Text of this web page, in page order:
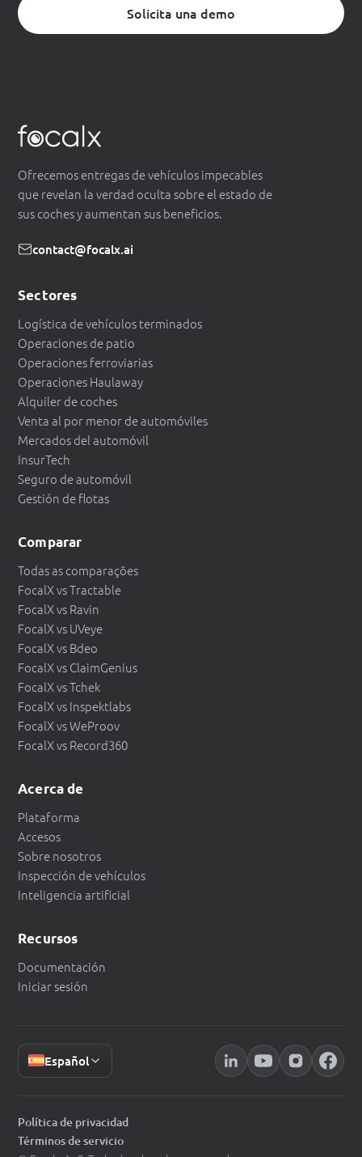
Solicita una demo
Ofrecemos entregas de vehículos impecables
que revelan la verdad oculta sobre el estado de
sus coches y aumentan sus beneficios.
contact@focalx.ai
Sectores
Logística de vehículos terminados
Operaciones de patio
Operaciones ferroviarias
Operaciones Haulaway
Alquiler de coches
Venta al por menor de automóviles
Mercados del automóvil
InsurTech
Seguro de automóvil
Gestión de flotas
Comparar
Todas as comparações
FocalX vs Tractable
FocalX vs Ravin
FocalX vs UVeye
FocalX vs Bdeo
FocalX vs ClaimGenius
FocalX vs Tchek
FocalX vs Inspektlabs
FocalX vs WeProov
FocalX vs Record360
Acerca de
Plataforma
Accesos
Sobre nosotros
Inspección de vehículos
Inteligencia artificial
Recursos
Documentación
Iniciar sesión
Español
Política de privacidad
Términos de servicio